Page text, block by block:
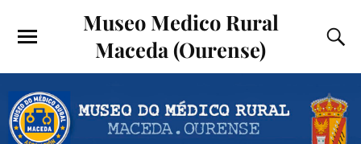
Museo Medico Rural
Maceda (Ourense)